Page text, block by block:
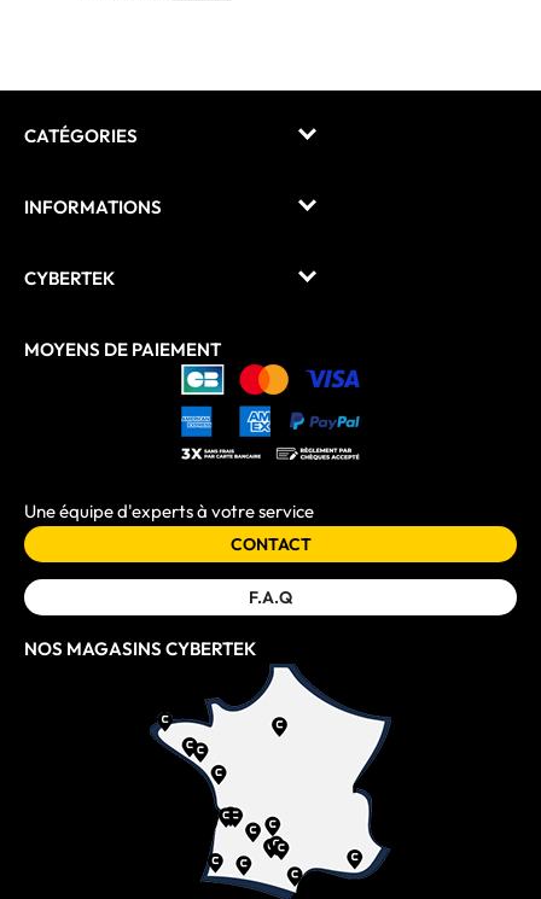
CATÉGORIES
INFORMATIONS
CYBERTEK
MOYENS DE PAIEMENT
Une équipe d'experts à votre service
CONTACT
F.A.Q
NOS MAGASINS CYBERTEK